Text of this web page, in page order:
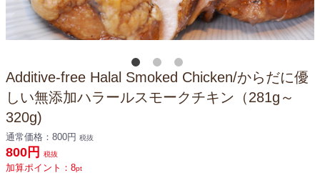
Additive-free Halal Smoked Chicken/からだに優
しい無添加ハラールスモークチキン（281g～
320g)
通常価格： 800円 税抜
800円 税抜
加算ポイント： 8pt